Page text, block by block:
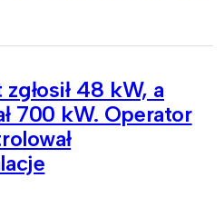
48 kW, a
700 kW. Operator